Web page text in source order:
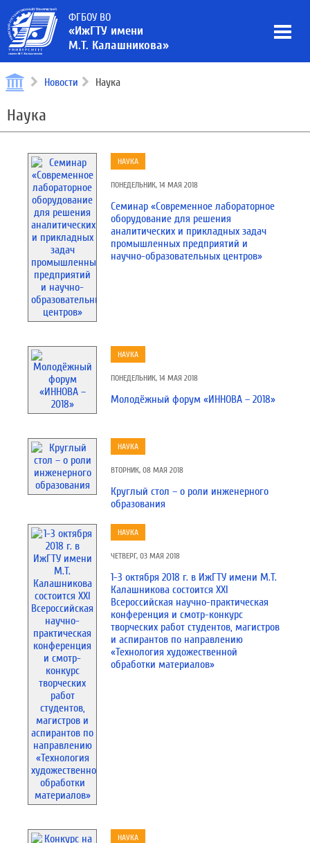
ФГБОУ ВО
«ИжГТУ имени
М.Т. Калашникова»
Новости Наука
Наука
НАУКА
ПОНЕДЕЛЬНИК, 14 МАЯ 2018
Семинар «Современное лабораторное
оборудование для решения
аналитических и прикладных задач
промышленных предприятий и
научно-образовательных центров»
НАУКА
ПОНЕДЕЛЬНИК, 14 МАЯ 2018
Молодёжный форум «ИННОВА – 2018»
НАУКА
ВТОРНИК, 08 МАЯ 2018
Круглый стол – о роли инженерного
образования
НАУКА
ЧЕТВЕРГ, 03 МАЯ 2018
1-3 октября 2018 г. в ИжГТУ имени М.Т.
Калашникова состоится ХХI
Всероссийская научно-практическая
конференция и смотр-конкурс
творческих работ студентов, магистров
и аспирантов по направлению
«Технология художественной
обработки материалов»
НАУКА